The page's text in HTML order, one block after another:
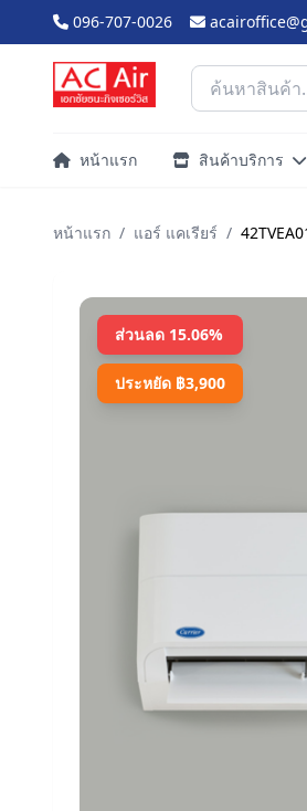
096-707-0026
หน้าแรก สินค้าบริการ
หน้าแรก / แอร์ แคเรียร์ /
ส่วนลด 15.06%
ประหยัด ฿3,900